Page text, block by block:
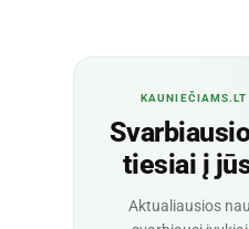
tiesiai į
Aktualiausios